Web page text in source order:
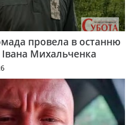
провела в останню
Михальченка